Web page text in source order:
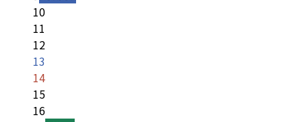
10
11
12
13
14
15
16